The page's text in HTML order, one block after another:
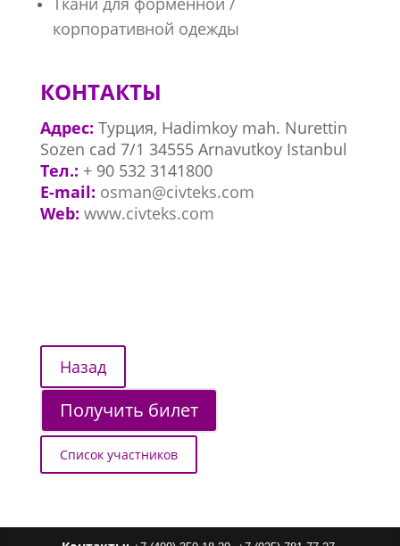
корпоративной одежды
КОНТАКТЫ
Адрес: Турция, Hadimkoy mah. Nurettin
Sozen cad 7/1 34555 Arnavutkoy Istanbul
Тел.: + 90 532 3141800
E-mail: osman@civteks.com
Web: www.civteks.com
Получить билет
Список участников